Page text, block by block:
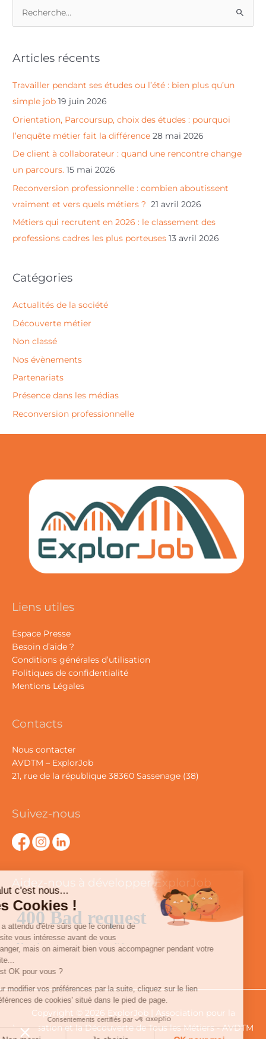
Salut c'est nous...
les Cookies !
On a attendu d'être sûrs que le contenu de
ce site vous intéresse avant de vous
déranger, mais on aimerait bien vous accompagner pendant votre
visite...
C'est OK pour vous ?
Pour modifier vos préférences par la suite, cliquez sur le lien
'Préférences de cookies' situé dans le pied de page.
Consentements certifiés par
h
r
:
Articles récents
Travailler pendant ses études ou l’été : bien plus qu’un
simple job 19 juin 2026
Orientation, Parcoursup, choix des études : pourquoi
l’enquête métier fait la différence 28 mai 2026
De client à collaborateur : quand une rencontre change
un parcours. 15 mai 2026
Reconversion professionnelle : combien aboutissent
vraiment et vers quels métiers ? 21 avril 2026
Métiers qui recrutent en 2026 : le classement des
professions cadres les plus porteuses 13 avril 2026
Catégories
Actualités de la société
Découverte métier
Non classé
Nos évènements
Partenariats
Présence dans les médias
Reconversion professionnelle
Liens utiles
Espace Presse
Besoin d’aide ?
Conditions générales d’utilisation
Politiques de confidentialité
Mentions Légales
Contacts
Nous contacter
AVDTM – ExplorJob
21, rue de la république 38360 Sassenage (38)
Suivez-nous
Aidez-nous à développer ExplorJob
Copyright © 2026 ExplorJob| Association pour la
Valorisation et la Découverte de Tous les Métiers - AVDTM